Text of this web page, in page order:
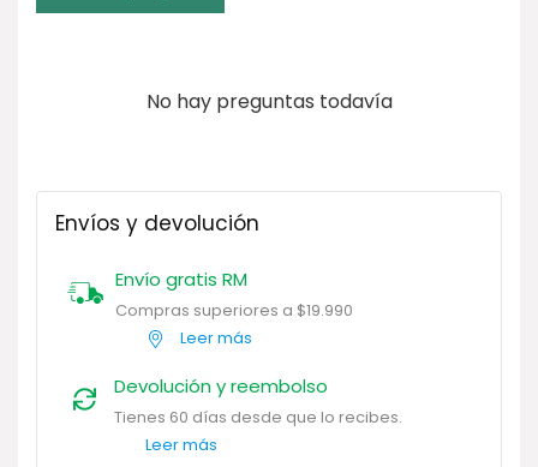
No hay preguntas todavía
Envíos y devolución
Envío gratis RM
Compras superiores a $19.990
Leer más
Devolución y reembolso
Tienes 60 días desde que lo recibes.
Leer más